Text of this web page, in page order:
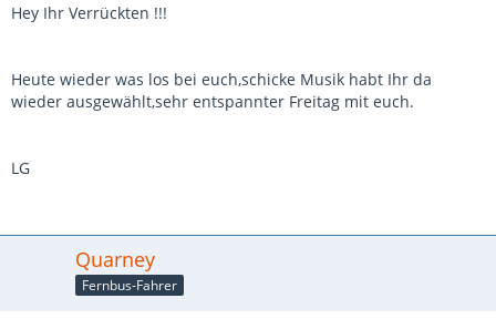
Hey Ihr Verrückten !!!
Heute wieder was los bei euch,schicke Musik habt Ihr da
wieder ausgewählt,sehr entspannter Freitag mit euch.
LG
Quarney
Fernbus-Fahrer